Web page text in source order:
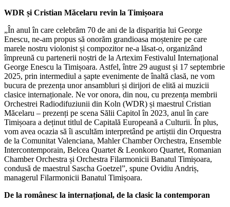
WDR și Cristian Măcelaru revin la Timișoara
„În anul în care celebrăm 70 de ani de la dispariția lui George
Enescu, ne-am propus să onorăm grandioasa moștenire pe care
marele nostru violonist și compozitor ne-a lăsat-o, organizând
împreună cu partenerii noștri de la Artexim Festivalul Internațional
George Enescu la Timișoara. Astfel, între 29 august și 17 septembrie
2025, prin intermediul a șapte evenimente de înaltă clasă, ne vom
bucura de prezența unor ansambluri și dirijori de elită ai muzicii
clasice internaționale. Ne vor onora, din nou, cu prezența membrii
Orchestrei Radiodifuziunii din Koln (WDR) și maestrul Cristian
Măcelaru – prezenți pe scena Sălii Capitol în 2023, anul în care
Timișoara a deținut titlul de Capitală Europeană a Culturii. În plus,
vom avea ocazia să îi ascultăm interpretând pe artiștii din Orquestra
de la Comunitat Valenciana, Mahler Chamber Orchestra, Ensemble
Intercontemporain, Belcea Quartet & Leonkoro Quartet, Romanian
Chamber Orchestra și Orchestra Filarmonicii Banatul Timișoara,
condusă de maestrul Sascha Goetzel”, spune Ovidiu Andriș,
managerul Filarmonicii Banatul Timișoara.
De la românesc la internațional, de la clasic la contemporan